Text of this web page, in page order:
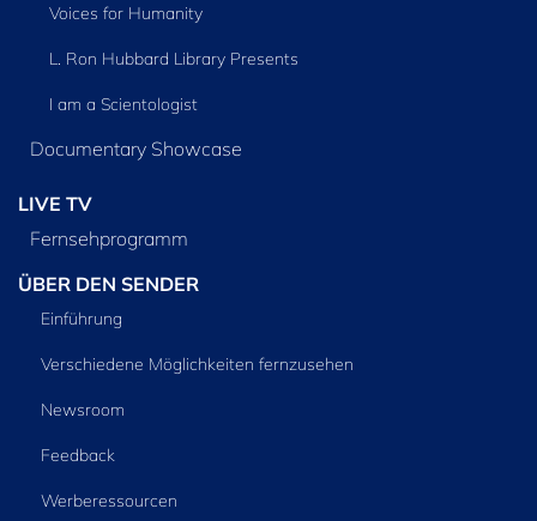
Voices for Humanity
L. Ron Hubbard Library Presents
I am a Scientologist
Documentary Showcase
LIVE TV
Fernsehprogramm
ÜBER DEN SENDER
Einführung
Verschiedene Möglichkeiten fernzusehen
Newsroom
Feedback
Werberessourcen